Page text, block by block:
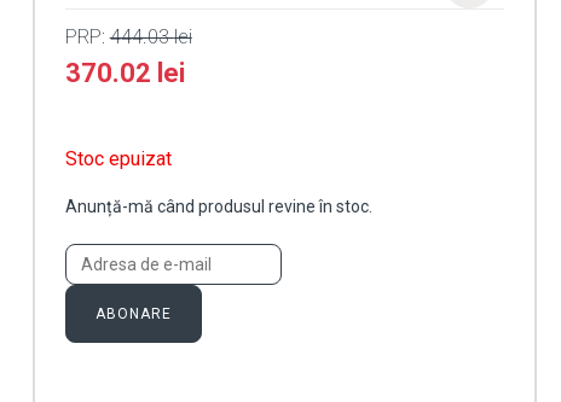
PRP:444.03lei
370.02 lei
Stoc epuizat
Anunță-mă când produsul revine în stoc.
ABONARE